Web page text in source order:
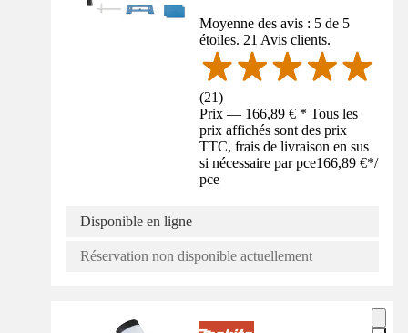
Moyenne des avis : 5 de 5
étoiles. 21 Avis clients.
(21)
Prix — 166,89 € * Tous les
prix affichés sont des prix
TTC, frais de livraison en sus
si nécessaire par pce166,89 €*/
pce
Disponible en ligne
Réservation non disponible actuellement